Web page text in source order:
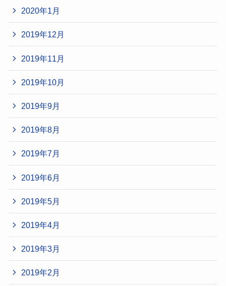
2020年1月
2019年12月
2019年11月
2019年10月
2019年9月
2019年8月
2019年7月
2019年6月
2019年5月
2019年4月
2019年3月
2019年2月